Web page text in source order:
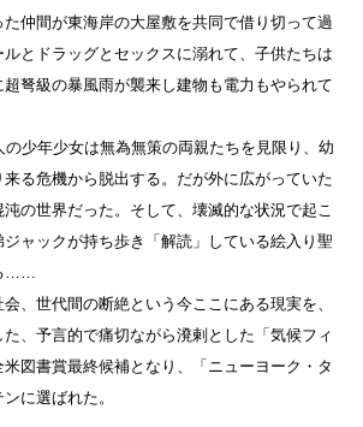
仲間が東海岸の大屋敷を共同で借り切って過
とドラッグとセックスに溺れて、子供たちは
弩級の暴風雨が襲来し建物も電力もやられて
少年少女は無為無策の両親たちを見限り、幼
る危機から脱出する。だが外に広がっていた
の世界だった。そして、壊滅的な状況で起こ
ャックが持ち歩き「解読」している絵入り聖
……
、世代間の断絶という今ここにある現実を、
、予言的で痛切ながら溌剌とした「気候フィ
図書賞最終候補となり、「ニューヨーク・タ
に選ばれた。